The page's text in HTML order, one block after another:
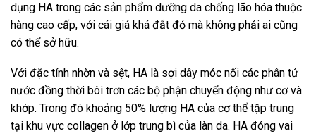
dụng HA trong các sản phẩm dưỡng da chống lão hóa thuộc
hàng cao cấp, với cái giá khá đắt đỏ mà không phải ai cũng
có thể sở hữu.
Với đặc tính nhờn và sệt, HA là sợi dây móc nối các phân tử
nước đồng thời bôi trơn các bộ phận chuyển động như cơ và
khớp. Trong đó khoảng 50% lượng HA của cơ thể tập trung
tại khu vực collagen ở lớp trung bì của làn da. HA đóng vai